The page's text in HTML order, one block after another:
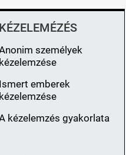
KÉZELEMÉZÉS
személyek
kézelemzése
Ismert emberek
kézelemzése
kézelemzés gyakorlata